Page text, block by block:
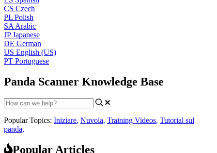
CS Czech
PL Polish
SA Arabic
JP Japanese
DE German
US English (US)
PT Portuguese
Panda Scanner Knowledge Base
Popular Topics: Iniziare, Nuvola, Training Videos, Tutorial sul
panda,
Popular Articles